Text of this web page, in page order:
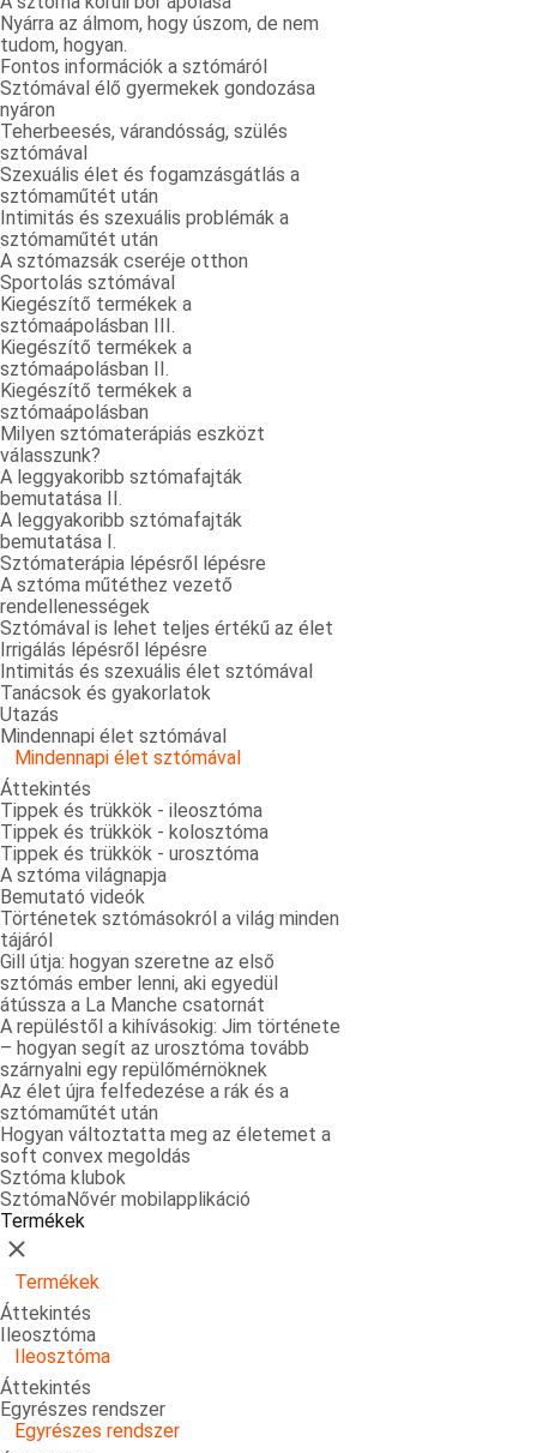
Nyárra az álmom, hogy úszom, de nem
tudom, hogyan.
Fontos információk a sztómáról
Sztómával élő gyermekek gondozása
nyáron
Teherbeesés, várandósság, szülés
sztómával
Szexuális élet és fogamzásgátlás a
sztómaműtét után
Intimitás és szexuális problémák a
sztómaműtét után
A sztómazsák cseréje otthon
Sportolás sztómával
Kiegészítő termékek a
sztómaápolásban III.
Kiegészítő termékek a
sztómaápolásban II.
Kiegészítő termékek a
sztómaápolásban
Milyen sztómaterápiás eszközt
válasszunk?
A leggyakoribb sztómafajták
bemutatása II.
A leggyakoribb sztómafajták
bemutatása I.
Sztómaterápia lépésről lépésre
A sztóma műtéthez vezető
rendellenességek
Sztómával is lehet teljes értékű az élet
Irrigálás lépésről lépésre
Intimitás és szexuális élet sztómával
Tanácsok és gyakorlatok
Utazás
Mindennapi élet sztómával
Mindennapi élet sztómával
Áttekintés
Tippek és trükkök - ileosztóma
Tippek és trükkök - kolosztóma
Tippek és trükkök - urosztóma
A sztóma világnapja
Bemutató videók
Történetek sztómásokról a világ minden
tájáról
Gill útja: hogyan szeretne az első
sztómás ember lenni, aki egyedül
átússza a La Manche csatornát
A repüléstől a kihívásokig: Jim története
– hogyan segít az urosztóma tovább
szárnyalni egy repülőmérnöknek
Az élet újra felfedezése a rák és a
sztómaműtét után
Hogyan változtatta meg az életemet a
soft convex megoldás
Sztóma klubok
SztómaNővér mobilapplikáció
Termékek
Bezárás
Termékek
Áttekintés
Ileosztóma
Ileosztóma
Áttekintés
Egyrészes rendszer
Egyrészes rendszer